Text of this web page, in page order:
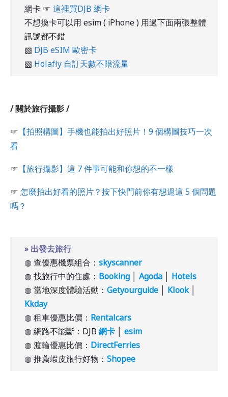
網卡 ☞ 這裡買DJB 網卡
不想換卡可以用 esim ( iPhone ) 用過下面兩張整體
訊號都不錯
▧ DJB eSIM 歐密卡
▧ Holafly 自訂天數不限流量
/ 關於旅行攝影 /
☞ 【拍照構圖】手機也能拍出好照片！9 個構圖技巧一次
看
☞ 【旅行攝影】這 7 件事可能和你想的不一樣
☞ 怎麼拍出好看的照片？按下快門前你有想過這 5 個問題
嗎？
» 出發去旅行
◍ 查優惠機票組合： skyscanner
◍ 找旅行中的住處： Booking Agoda
Hotels
◍ 當地深度體驗活動： Getyourguide Klook│
Kkday
◍ 租車優惠比價： Rentalcars
◍ 網路不能斷：DJB 網卡
esim
◍ 渡輪優惠比價： DirectFerries
◍ 推薦蝦皮旅行好物： Shopee